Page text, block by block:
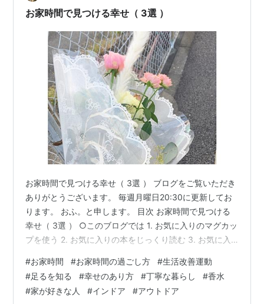
お家時間で見つける幸せ（ 3選 ）
お家時間で見つける幸せ（ 3選 ） ブログをご覧いただき
ありがとうございます。 毎週月曜日20:30に更新してお
ります。 おふ。と申します。 目次 お家時間で見つける
幸せ（ 3選 ） ○このブログでは 1. お気に入りのマグカッ
プを使う 2. お気に入りの本をじっくり読む 3. お気に入
ける幸せ（ 3選 ）」についてご紹介していきます。沢山
の幸せの中に生きていると、何が幸せで何が普通なのか
麻痺してきませんか？ 私たちの生きているこの時代は、
#お家時間 #お家時間の過ごし方 #生活改善運動
#足るを知る #幸せのあり方 #丁寧な暮らし #香水
#家が好きな人 #インドア #アウトドア